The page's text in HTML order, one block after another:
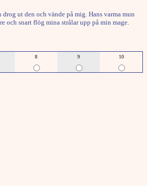
ut den och vände på mig. Hans varma mun
och snart flög mina strålar upp på min mage.
8 9
10